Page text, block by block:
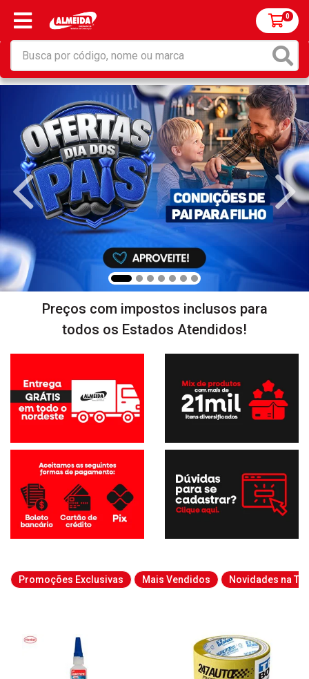
0
Preços com impostos inclusos para
todos os Estados Atendidos!
Promoções Exclusivas Mais Vendidos Novidades na